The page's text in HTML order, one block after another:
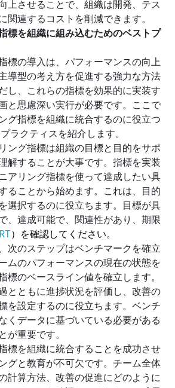
上させることで、組織は開発、テス
関連するコストを削減できます。
標を組織に組み込むためのベストプ
標の導入は、パフォーマンスの向上
導型の考え方を促進する強力な方法
し、これらの指標を効果的に実装す
と思慮深い実行が必要です。ここで
グ指標を組織に統合するのに役立つ
ラクティスを紹介します。
ング指標は組織の目標と目的をサポ
解することが大事です。指標を実装
アリング指標を使って達成したい具
ることから始めます。これは、目的
選択するのに役立ちます。目標が具
、達成可能で、関連性があり、期限
）を確認してください。
次のステップはベンチマークを確立
ムのパフォーマンスの現在の状態を
標のベースライン値を確立します。
とともに進捗状況を評価し、改善の
を設定するのに役立ちます。ベンチ
くデータに基づいている必要がある
が重要です。
標を組織に統合することを成功させ
グと教育が不可欠です。チーム全体
計算方法、改善の促進にどのように